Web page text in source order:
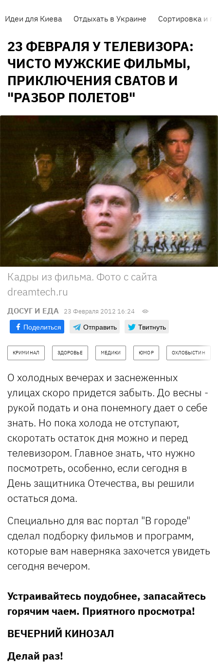
Идеи для Киева Отдыхать в Украине Сортировка и
23 ФЕВРАЛЯ У ТЕЛЕВИЗОРА:
ЧИСТО МУЖСКИЕ ФИЛЬМЫ,
ПРИКЛЮЧЕНИЯ СВАТОВ И
"РАЗБОР ПОЛЕТОВ"
Кадры из фильма. Фото с сайта
dreamtech.ru
ДОСУГ И ЕДА 23 Февраля 2012 16:24
Поделиться Отправить Твитнуть
КРИМИНАЛ ЗДОРОВЬЕ МЕДИКИ ЮМОР ОХЛОБЫСТИН
О холодных вечерах и заснеженных
улицах скоро придется забыть. До весны -
рукой подать и она понемногу дает о себе
знать. Но пока холода не отступают,
скоротать остаток дня можно и перед
телевизором. Главное знать, что нужно
посмотреть, особенно, если сегодня в
День защитника Отечества, вы решили
остаться дома.
Специально для вас портал "В городе"
сделал подборку фильмов и программ,
которые вам наверняка захочется увидеть
сегодня вечером.
Устраивайтесь поудобнее, запасайтесь
горячим чаем. Приятного просмотра!
ВЕЧЕРНИЙ КИНОЗАЛ
Делай раз!